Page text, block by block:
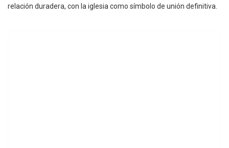
relación duradera, con la iglesia como símbolo de unión definitiva.